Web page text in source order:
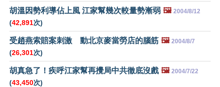
胡溫因勢利導佔上風 江家幫幾次較量勢漸弱 🖼️ 2004/8/12
(42,891次)
受趙燕索賠案刺激 動北京麥當勞店的腦筋 🖼️ 2004/8/7
(26,301次)
胡真急了！疾呼江家幫再攪局中共徹底沒戲 🖼️ 2004/7/22
(43,450次)